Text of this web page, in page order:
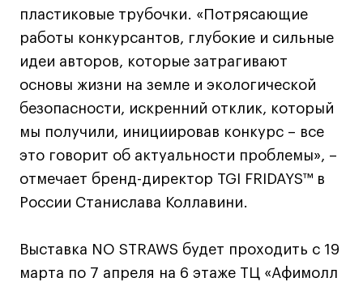
О школе
Новости
События
Блог
Преподаватели
Лицензии и аккредитации
пластиковые трубочки. «Потрясающие
работы конкурсантов, глубокие и сильные
идеи авторов, которые затрагивают
основы жизни на земле и экологической
безопасности, искренний отклик, который
мы получили, инициировав конкурс – все
это говорит об актуальности проблемы», –
отмечает бренд-директор TGI FRIDAYS™ в
России Станислава Коллавини.
Выставка NO STRAWS будет проходить с 19
марта по 7 апреля на 6 этаже ТЦ «Афимолл